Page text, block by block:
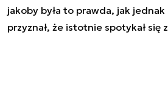
jakoby była to prawda, jak
przyznał, że istotnie spotykał się